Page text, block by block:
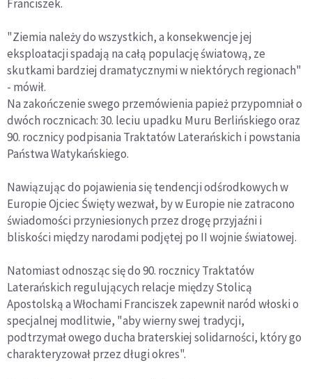
Franciszek.
"Ziemia należy do wszystkich, a konsekwencje jej
eksploatacji spadają na całą populację światową, ze
skutkami bardziej dramatycznymi w niektórych regionach"
- mówił.
Na zakończenie swego przemówienia papież przypomniał o
dwóch rocznicach: 30. leciu upadku Muru Berlińskiego oraz
90. rocznicy podpisania Traktatów Laterańskich i powstania
Państwa Watykańskiego.
Nawiązując do pojawienia się tendencji odśrodkowych w
Europie Ojciec Święty wezwał, by w Europie nie zatracono
świadomości przyniesionych przez drogę przyjaźni i
bliskości między narodami podjętej po II wojnie światowej.
Natomiast odnosząc się do 90. rocznicy Traktatów
Laterańskich regulujących relacje między Stolicą
Apostolską a Włochami Franciszek zapewnił naród włoski o
specjalnej modlitwie, "aby wierny swej tradycji,
podtrzymał owego ducha braterskiej solidarności, który go
charakteryzował przez długi okres".